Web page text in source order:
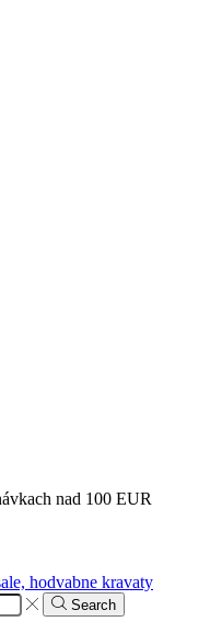
nad 100 EUR
Search